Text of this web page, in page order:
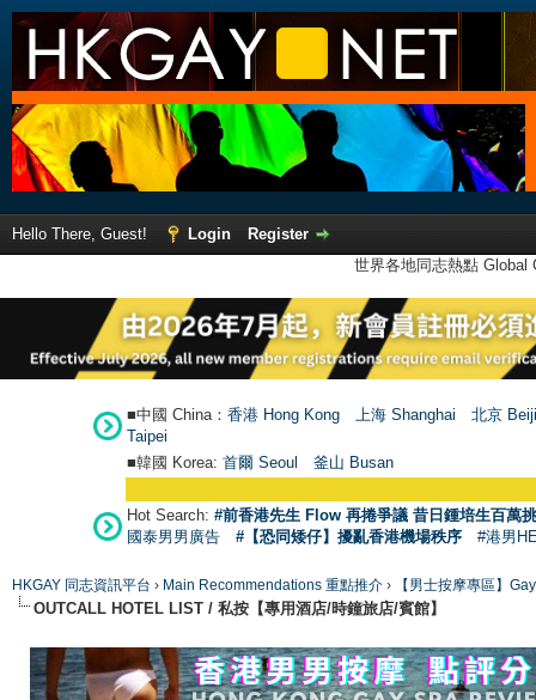
Hello There, Guest! Login
Register
世界各地同志熱點
■中國 China： 香港 Hong Kong 上海 Shanghai
北京
Taipei
■韓國 Korea: 首爾 Seoul 釜山 Busan
Hot Search: #前香港先生 Flow 再捲爭議 昔日鍾培生百萬
國泰男男廣告
#【恐同矮仔】擾亂香港機場秩序 #港男
HKGAY 同志資訊平台 › Main Recommendations 重點推介 › 【男士按摩專區】
OUTCALL HOTEL LIST / 私按【專用酒店/時鐘旅店/賓館】